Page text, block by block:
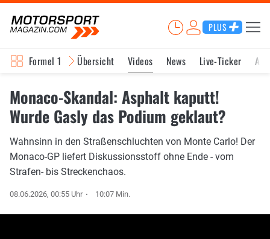
PLUS
Formel 1 Übersicht Videos News Live-Ticker
Monaco-Skandal: Asphalt kaputt!
Wurde Gasly das Podium geklaut?
Wahnsinn in den Straßenschluchten von Monte Carlo! Der
Monaco-GP liefert Diskussionsstoff ohne Ende - vom
Strafen- bis Streckenchaos.
08.06.2026, 00:55 Uhr 10:07 Min.